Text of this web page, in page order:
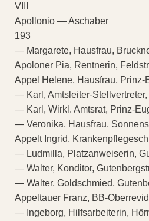
VIII
Apollonio — Aschaber
193
— Margarete, Hausfrau,
Apoloner Pia, Rentnerin,
Appel Helene, Hausfrau, Prinz-
— Karl, Amtsleiter-
— Karl, Wirkl. Amtsrat, Prinz-
— Veronika, Hausfrau,
Appelt Ingrid,
— Ludmilla, Platzanweiserin,
— Walter, Konditor,
— Walter, Goldschmied,
Appeltauer Franz, BB-
— Ingeborg, Hilfsarbeiterin,